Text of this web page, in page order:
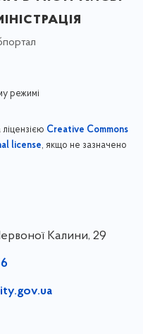
режимі
Creative Commons
license, якщо не зазначено
Калини, 29